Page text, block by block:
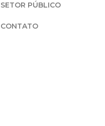
SETOR PÚBLICO
CONTATO